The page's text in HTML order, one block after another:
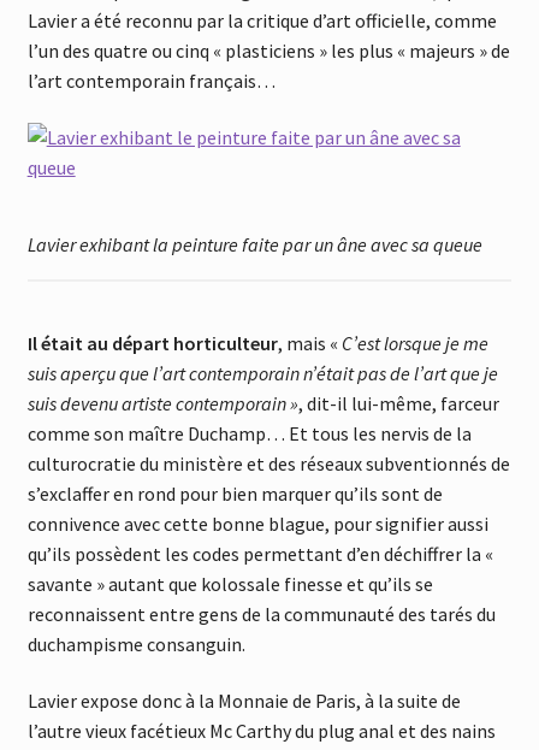
Lavier a été reconnu par la critique d’art officielle, comme
l’un des quatre ou cinq « plasticiens » les plus « majeurs » de
l’art contemporain français…
Lavier exhibant la peinture faite par un âne avec sa queue
Il était au départ horticulteur, mais « C’est lorsque je me
suis aperçu que l’art contemporain n’était pas de l’art que je
suis devenu artiste contemporain », dit-il lui-même, farceur
comme son maître Duchamp… Et tous les nervis de la
culturocratie du ministère et des réseaux subventionnés de
s’exclaffer en rond pour bien marquer qu’ils sont de
connivence avec cette bonne blague, pour signifier aussi
qu’ils possèdent les codes permettant d’en déchiffrer la «
savante » autant que kolossale finesse et qu’ils se
reconnaissent entre gens de la communauté des tarés du
duchampisme consanguin.
Lavier expose donc à la Monnaie de Paris, à la suite de
l’autre vieux facétieux Mc Carthy du plug anal et des nains